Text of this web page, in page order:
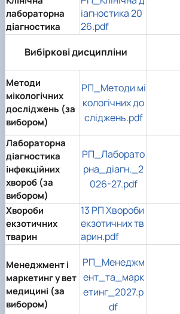
лабораторна
діагностика
іагностика 20
26.pdf
Вибіркові дисципліни
Методи
мікологічних
досліджень (за
вибором)
РП_Методи мі
кологічних до
сліджень.pdf
Лабораторна
діагностика
інфекційних
хвороб (за
вибором)
РП_Лаборато
рна_дiагн._2
026-27.pdf
Хвороби
екзотичних
тварин
13 РП Хвороби
екзотичних тв
арин.pdf
Менеджмент і
маркетинг у вет
медицині (за
вибором)
РП_Менеджм
ент_та_марк
етинг_2027.p
df